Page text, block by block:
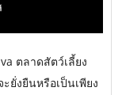
ตลาดสัตว์เลี้ยง
ยั่งยืนหรือเป็นเพียง